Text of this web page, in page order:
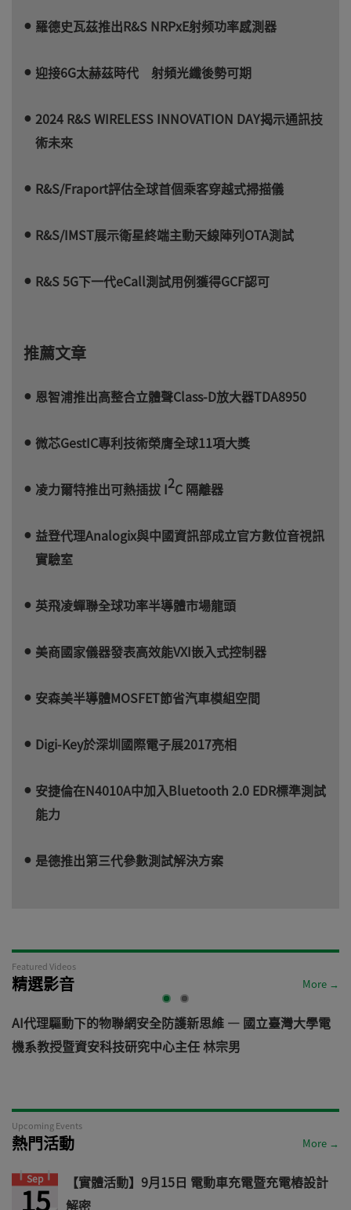
羅德史瓦茲推出R&S NRPxE射频功率感測器
迎接6G太赫茲時代 射頻光纖後勢可期
2024 R&S WIRELESS INNOVATION DAY揭示通訊技
術未來
R&S/Fraport評估全球首個乘客穿越式掃描儀
R&S/IMST展示衛星終端主動天線陣列OTA測試
R&S 5G下一代eCall測試用例獲得GCF認可
推薦文章
恩智浦推出高整合立體聲Class-D放大器TDA8950
微芯GestIC專利技術榮膺全球11項大獎
凌力爾特推出可熱插拔 I2C 隔離器
益登代理Analogix與中國資訊部成立官方數位音視訊
實驗室
英飛凌蟬聯全球功率半導體市場龍頭
美商國家儀器發表高效能VXI嵌入式控制器
安森美半導體MOSFET節省汽車模組空間
Digi-Key於深圳國際電子展2017亮相
安捷倫在N4010A中加入Bluetooth 2.0 EDR標準測試
能力
是德推出第三代參數測試解決方案
Featured Videos
精選影音 More →
AI代理驅動下的物聯網安全防護新思維 — 國立臺灣大學電
機系教授暨資安科技研究中心主任 林宗男
Upcoming Events
熱門活動 More →
Sep
15
【實體活動】9月15日 電動車充電暨充電樁設計
解密